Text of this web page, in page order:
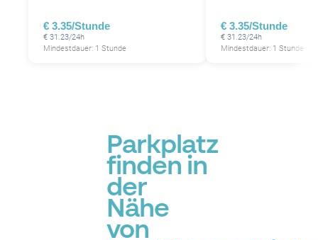
€ 3.35/Stunde
€ 31.23/24h
Mindestdauer: 1 Stunde
€ 3.35/Stunde
€ 31.23/24h
Mindestdauer: 1 Stunde
Parkplatz
finden in
der
Nähe
von